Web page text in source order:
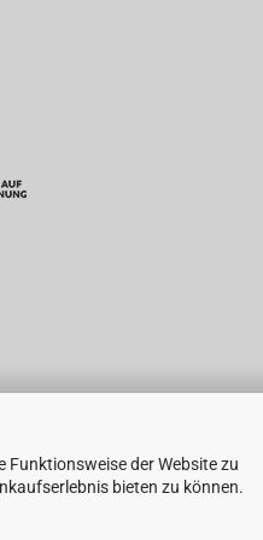
Funktionsweise der Website zu
bieten zu können.
© 2026